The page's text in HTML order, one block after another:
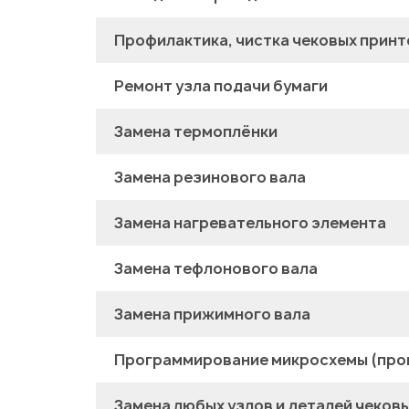
Профилактика, чистка чековых
Ремонт узла подачи бумаги
Замена термоплёнки
Замена резинового вала
Замена нагревательного элемента
Замена тефлонового вала
Замена прижимного вала
Программирование микросхемы